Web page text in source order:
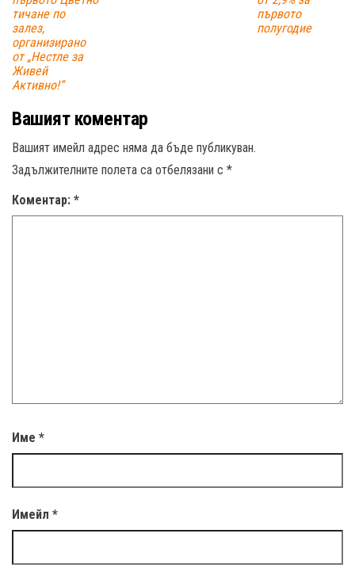
тичане по
залез,
организирано
от „Нестле за
Живей
Активно!“
първото
полугодие
Вашият коментар
Вашият имейл адрес няма да бъде публикуван.
Задължителните полета са отбелязани с *
Коментар: *
Име *
Имейл *